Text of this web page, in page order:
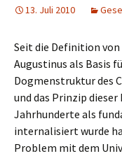
13. Juli 2010
Seit die Definition von
Augustinus als Basis
Dogmenstruktur des
und das Prinzip
Jahrhunderte als
internalisiert wurde
Problem mit dem